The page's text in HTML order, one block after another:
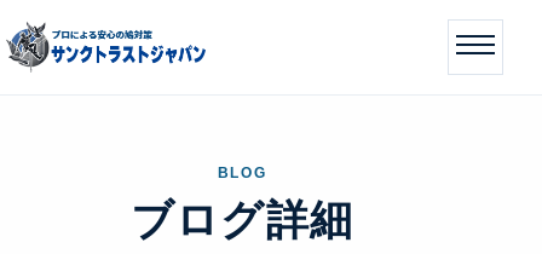
BLOG
ブログ詳細